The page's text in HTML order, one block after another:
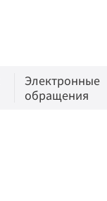
Электронные
обращения